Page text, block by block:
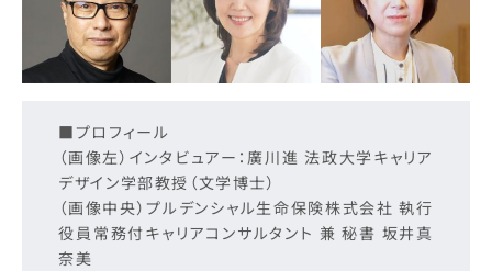
■プロフィール
（画像左）インタビュアー：廣川進 法政大学キャリア
デザイン学部教授（文学博士）
（画像中央）プルデンシャル生命保険株式会社 執行
役員常務付キャリアコンサルタント 兼 秘書 坂井真
奈美